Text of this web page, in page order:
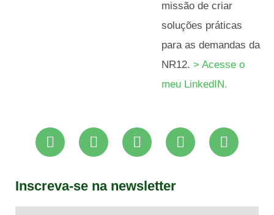
missão de criar
soluções práticas
para as demandas da
NR12. > Acesse o
meu LinkedIN.
Inscreva-se na newsletter